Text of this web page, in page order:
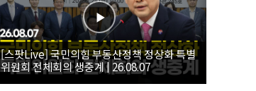
[스팟Live] 국민의힘 부동산정책 정상화 특별
위원회 전체회의 생중계 | 26.08.07